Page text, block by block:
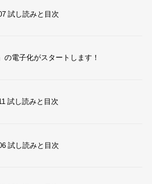
試し読みと目次
の電子化がスタートします！
試し読みと目次
試し読みと目次